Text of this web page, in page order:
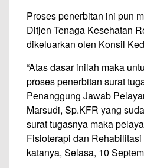
Proses penerbitan ini pun
Ditjen Tenaga Kesehatan
dikeluarkan olen Konsil
“Atas dasar inilah maka
proses penerbitan surat
Penanggung Jawab
Marsudi, Sp.KFR yang
surat tugasnya maka
Fisioterapi dan Rehabilitasi
katanya, Selasa, 10